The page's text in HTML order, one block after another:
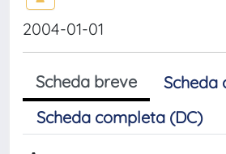
2004-01-01
Scheda breve
Scheda
Scheda completa (DC)